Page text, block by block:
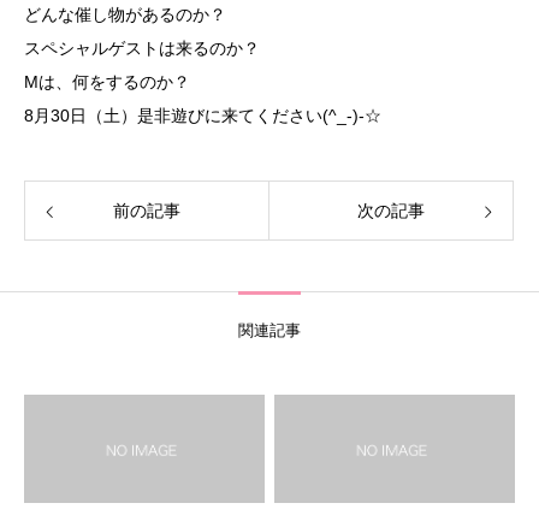
どんな催し物があるのか？
スペシャルゲストは来るのか？
Mは、何をするのか？
8月30日（土）是非遊びに来てください(^_-)-☆
前の記事 次の記事
関連記事